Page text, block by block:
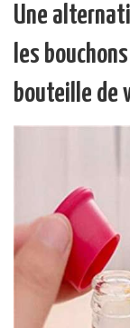
Une
les
bouteille de